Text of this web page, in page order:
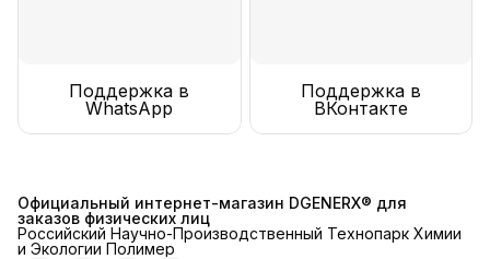
Поддержка в
WhatsApp
Поддержка в
ВКонтакте
Официальный интернет-магазин DGENERX® для
заказов физических лиц
Российский Научно-Производственный Технопарк Химии
и Экологии Полимер